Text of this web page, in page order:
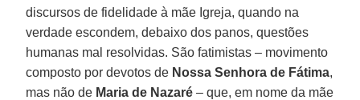
discursos de fidelidade à mãe Igreja, quando na
verdade escondem, debaixo dos panos, questões
humanas mal resolvidas. São fatimistas – movimento
composto por devotos de Nossa Senhora de Fátima,
mas não de Maria de Nazaré – que, em nome da mãe